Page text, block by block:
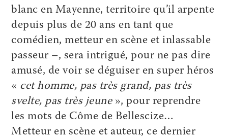
blanc en Mayenne, territoire qu’il arpente
depuis plus de 20 ans en tant que
comédien, metteur en scène et inlassable
passeur –, sera intrigué, pour ne pas dire
amusé, de voir se déguiser en super héros
« cet homme, pas très grand, pas très
svelte, pas très jeune», pour reprendre
les mots de Côme de Bellescize…
Metteur en scène et auteur, ce dernier